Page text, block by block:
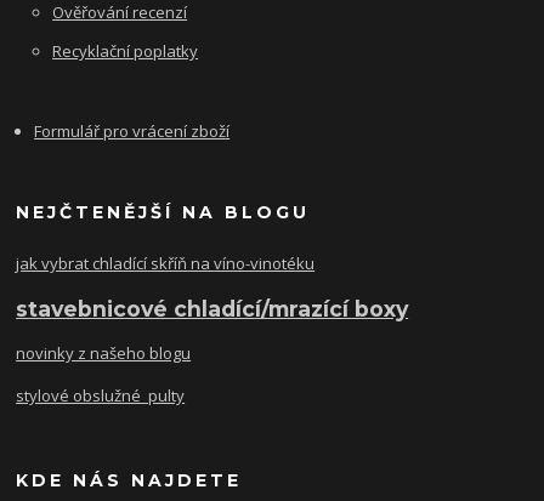
Ověřování recenzí
Recyklační poplatky
Formulář pro vrácení zboží
NEJČTENĚJŠÍ NA BLOGU
jak vybrat chladící skříň na víno-vinotéku
stavebnicové chladící/mrazící boxy
novinky z našeho blogu
stylové obslužné pulty
KDE NÁS NAJDETE